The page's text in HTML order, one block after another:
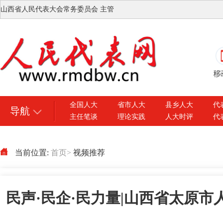
山西省人民代表大会常务委员会 主管
导航
全国人大 省市人大 县乡人大
代
主任笔谈
理论实践 人大时评 代
当前位置: 首页> 视频推荐
民声·民企·民力量|山西省太原